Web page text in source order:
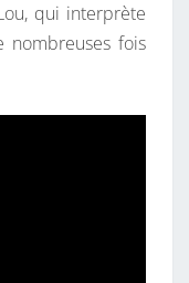
qui interprète
nombreuses fois